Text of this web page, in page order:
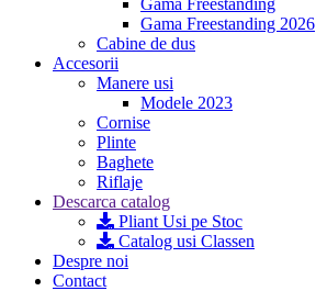
Gama Freestanding
Gama Freestanding 2026
Cabine de dus
Accesorii
Manere usi
Modele 2023
Cornise
Plinte
Baghete
Riflaje
Descarca catalog
Pliant Usi pe Stoc
Catalog usi Classen
Despre noi
Contact